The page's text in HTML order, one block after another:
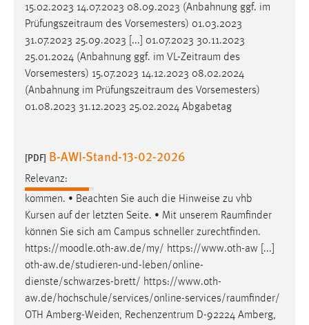
15.02.2023 14.07.2023 08.09.2023 (Anbahnung ggf. im
Prüfungszeitraum des Vorsemesters) 01.03.2023
31.07.2023 25.09.2023 [...] 01.07.2023 30.11.2023
25.01.2024 (Anbahnung ggf. im VL-Zeitraum des
Vorsemesters) 15.07.2023 14.12.2023 08.02.2024
(Anbahnung im Prüfungszeitraum des Vorsemesters)
01.08.2023 31.12.2023 25.02.2024 Abgabetag
[PDF] B-AWI-Stand-13-02-2026
Relevanz:
kommen. • Beachten Sie auch die Hinweise zu vhb
Kursen auf der letzten Seite. • Mit unserem Raumfinder
können Sie sich am Campus schneller zurechtfinden.
https://moodle.oth-aw.de/my/ https://www.oth-aw [...]
oth-aw.de/studieren-und-leben/online-
dienste/schwarzes-brett/ https://www.oth-
aw.de/hochschule/services/online-services/raumfinder/
OTH Amberg-Weiden, Rechenzentrum D-92224 Amberg,
5e9dbeb1811c0446 = Sitzungslaufzeit, mibew_locale = 3
Jahre, MIBEW_UserID = 1 Jahr
Login
Name:
fe_user, be_user, be_lastLoginProvider
einloggen zu können.
Cookie Laufzeit:
24 Stunden
STATISTIK
Statistik Cookies erfassen Informationen anonym.
Diese Informationen helfen uns zu verstehen, wie
unsere Besucher unsere Website nutzen.